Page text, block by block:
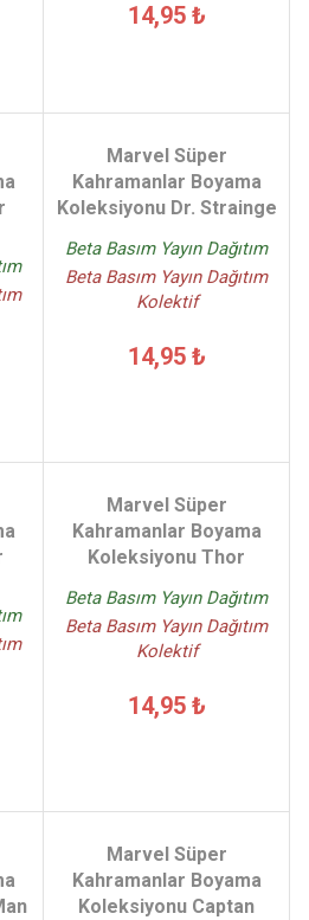
14,95 ₺
Marvel Süper
Kahramanlar Boyama
Koleksiyonu Dr. Strainge
Beta Basım Yayın Dağıtım
Beta Basım Yayın Dağıtım
Kolektif
14,95 ₺
Marvel Süper
Kahramanlar Boyama
Koleksiyonu Thor
Beta Basım Yayın Dağıtım
Beta Basım Yayın Dağıtım
Kolektif
14,95 ₺
Marvel Süper
Kahramanlar Boyama
Koleksiyonu Captan